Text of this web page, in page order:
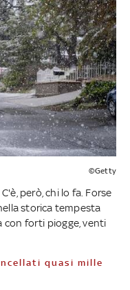
©Getty
. C'è, però, chi lo fa. Forse
storica tempesta
con forti piogge, venti